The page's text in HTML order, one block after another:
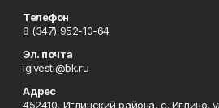
Телефон
8 (347) 952-10-64
Эл. почта
iglvesti@bk.ru
Адрес
452410, Иглинский района, с. Иглино,